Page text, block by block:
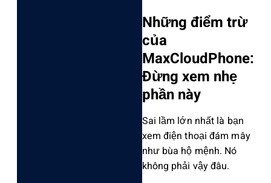
N‌hững điểm trừ
của
MaxCl‌oudPh‌one:
Đừng xem nhẹ
phần này
Sa‌i lầm lớn nhất là bạn
xem điện thoạ‌i đám mây
như bùa hộ mệnh. Nó
không phải vậy đâu.